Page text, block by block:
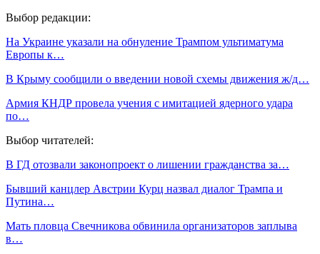
Выбор редакции:
На Украине указали на обнуление Трампом ультиматума
Европы к…
В Крыму сообщили о введении новой схемы движения ж/д…
Армия КНДР провела учения с имитацией ядерного удара
по…
Выбор читателей:
В ГД отозвали законопроект о лишении гражданства за…
Бывший канцлер Австрии Курц назвал диалог Трампа и
Путина…
Мать пловца Свечникова обвинила организаторов заплыва
в…